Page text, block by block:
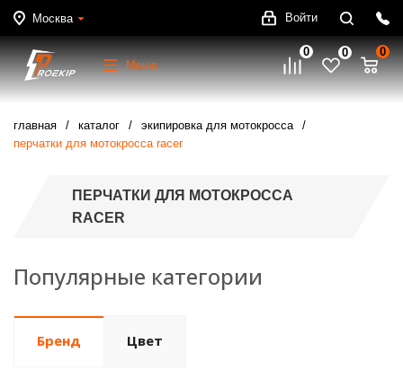
Москва Войти
Меню
0 0 0
главная каталог
экипировка для мотокросса
перчатки для мотокросса racer
ПЕРЧАТКИ ДЛЯ МОТОКРОССА
RACER
Популярные категории
Бренд Цвет